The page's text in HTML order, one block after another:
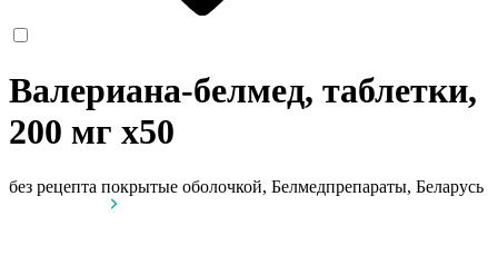
Валериана-белмед, таблетки,
200 мг x50
без рецепта покрытые оболочкой, Белмедпрепараты, Беларусь